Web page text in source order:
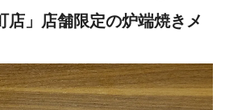
店」店舗限定の炉端焼きメ